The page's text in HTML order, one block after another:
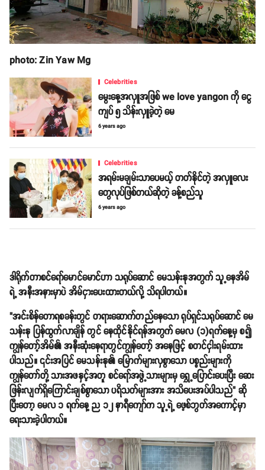
photo: Zin Yaw Mg
Celebrities
မွေးနေ့အလှူအဖြစ် we love yangon ကို ငွေ
ကျပ် ၅ သိန်းလှူခဲ့တဲ့ မေ
6 years ago
Celebrities
အရမ်းမချမ်းသာပေမယ့် တတ်နိုင်တဲ့ အလှူလေး
တွေလုပ်ဖြစ်တယ်ဆိုတဲ့ ခန့်စည်သူ
6 years ago
ဒါရိုက်တာစင်ရော်မောင်မောင်ဟာ သရုပ်ဆောင် မေသန်းနုအတွက် သူ့နေအိမ်
ရဲ့ အနီးအနားမှာပဲ အိမ်ငှားပေးထားတယ်လို့ သိရပါတယ်။
"အင်းစိန်တောရစခန်းတွင် တရားဆောက်တည်နေသော ရုပ်ရှင်သရုပ်ဆောင် မေ
သန်းနု ပြန်ထွက်လာချိန် တွင် နေထိုင်နိုင်ရန်အတွက် မေလ (၁)ရက်နေ့မှ စ၍
ကျွန်တော့်အိမ်၏ အနီးဆုံးနေရာတွင်ကျွန်တော့် အနေဖြင့် စတင်ငှါးရမ်းထား
ပါသည်။ ၎င်းအပြင် မေသန်းနု၏ မြောက်များလှစွာသော ပစ္စည်းများကို
ကျွန်တော်တို့ သားအဖနှင့်အတူ စင်ရော်အဖွဲ့သားများမှ ရွှေ့ပြောင်းပေးပြီး ဆေး
ဖြန်းလျက်ရှိကြောင်းချစ်စွာသော ပရိသတ်များအား အသိပေးအပ်ပါသည်" ဆို
ပြီးတော့ မေလ ၁ ရက်နေ့ ည ၁၂ နာရီကျော်က သူ့ရဲ့ ဖေ့စ်ဘွတ်အကောင့်မှာ
ရေးသားခဲ့ပါတယ်။